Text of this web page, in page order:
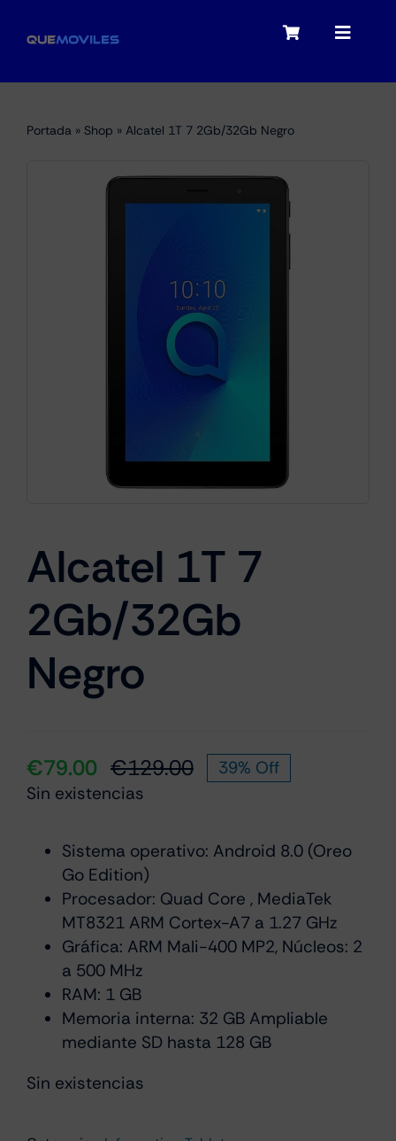
Toggle
My account
Checkout
Toggle
Tablets
Portátiles
Smartwatches
Cámaras
Marcas
Portada » Shop » Alcatel 1T 7 2Gb/32Gb Negro
Alcatel 1T 7
2Gb/32Gb
Negro
€129.00El
era:
€79.00
El
es:
39% Off
Sin existencias
Sistema operativo: Android 8.0 (Oreo
Go Edition)
Procesador: Quad Core , MediaTek
MT8321 ARM Cortex-A7 a 1.27 GHz
Gráfica: ARM Mali-400 MP2, Núcleos: 2
a 500 MHz
RAM: 1 GB
Memoria interna: 32 GB Ampliable
mediante SD hasta 128 GB
Sin existencias